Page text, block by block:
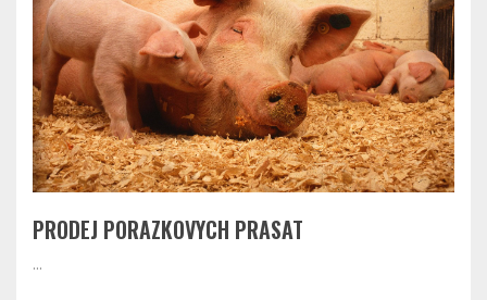
PRODEJ PORAZKOVYCH PRASAT
...